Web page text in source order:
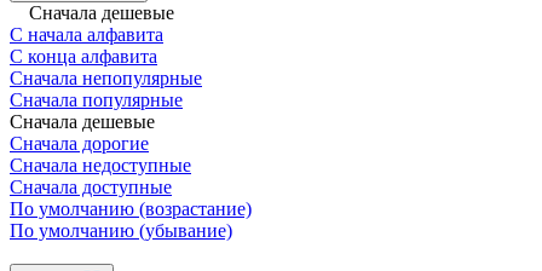
Сначала дешевые
С начала алфавита
С конца алфавита
Сначала непопулярные
Сначала популярные
Сначала дешевые
Сначала дорогие
Сначала недоступные
Сначала доступные
По умолчанию (возрастание)
По умолчанию (убывание)